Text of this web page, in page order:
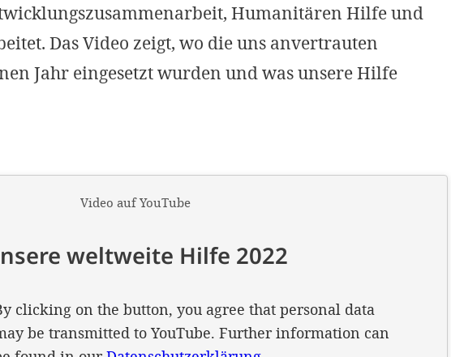
Humanitären Hilfe und
Das Video zeigt, wo die uns anvertrauten
Jahr eingesetzt wurden und was unsere Hilfe